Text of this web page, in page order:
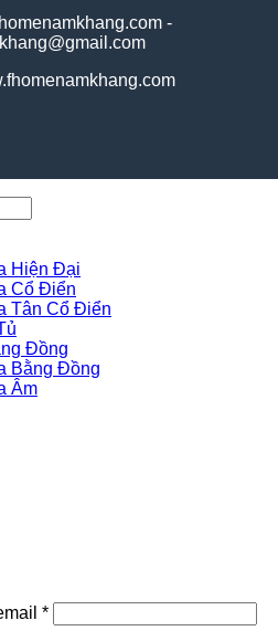
-
Hiện Đại
Cổ Điển
Tân Cổ Điển
Đồng
Bằng Đồng
Âm
*